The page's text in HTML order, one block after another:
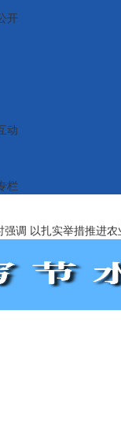
开
动
栏
强调 以扎实举措推进